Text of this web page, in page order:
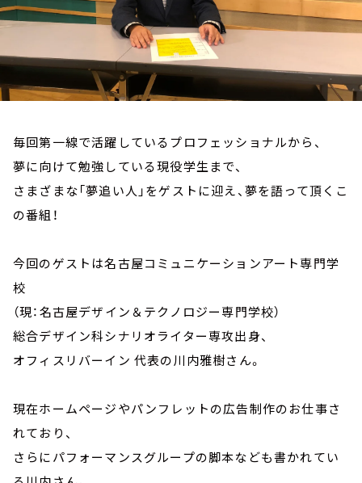
毎回第一線で活躍しているプロフェッショナルから、
夢に向けて勉強している現役学生まで、
さまざまな「夢追い人」をゲストに迎え、夢を語って頂くこ
の番組！
今回のゲストは名古屋コミュニケーションアート専門学
校
（現：名古屋デザイン＆テクノロジー専門学校）
総合デザイン科シナリオライター専攻出身、
オフィスリバーイン 代表の川内雅樹さん。
現在ホームページやパンフレットの広告制作のお仕事さ
れており、
さらにパフォーマンスグループの脚本なども書かれてい